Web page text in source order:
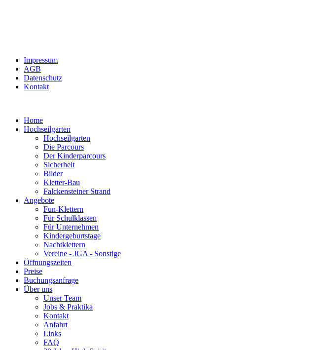
Impressum
AGB
Datenschutz
Kontakt
Home
Hochseilgarten
Hochseilgarten
Die Parcours
Der Kinderparcours
Sicherheit
Bilder
Kletter-Bau
Falckensteiner Strand
Angebote
Fun-Klettern
Für Schulklassen
Für Unternehmen
Kindergeburtstage
Nachtklettern
Vereine - JGA - Sonstige
Öffnungszeiten
Preise
Buchungsanfrage
Über uns
Unser Team
Jobs & Praktika
Kontakt
Anfahrt
Links
FAQ